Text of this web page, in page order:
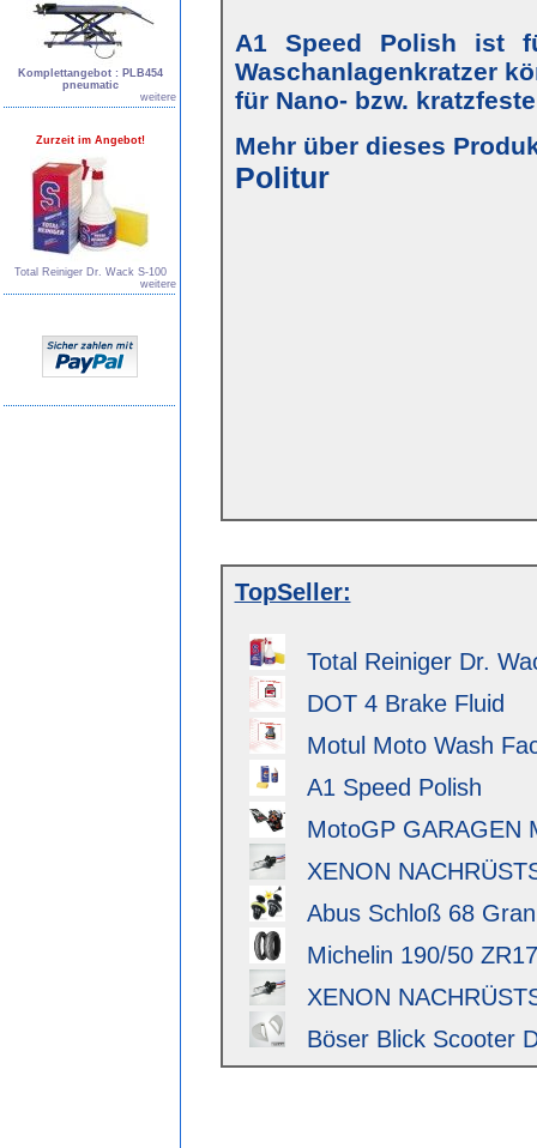
Komplettangebot : PLB454
pneumatic
weitere
Zurzeit im Angebot!
Total Reiniger Dr. Wack S-100
weitere
A1 Speed Polish ist
Waschanlagenkratzer
für Nano- bzw.
Mehr über dieses
Politur
TopSeller:
Total Reiniger Dr.
DOT 4 Brake Fluid
Motul Moto Wash
A1 Speed Polish
MotoGP GARAGEN
XENON
Abus Schloß 68
Michelin 190/50
XENON
Böser Blick Scooter